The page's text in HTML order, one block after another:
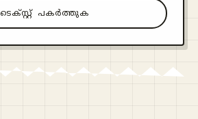
ടെക്സ്റ്റ് പകർത്തുക